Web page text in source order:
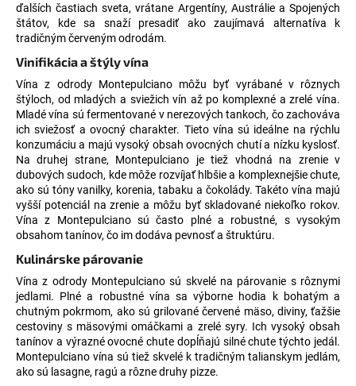
ďalších častiach sveta, vrátane Argentíny, Austrálie a Spojených
štátov, kde sa snaží presadiť ako zaujímavá alternatíva k
tradičným červeným odrodám.
Vinifikácia a štýly vína
Vína z odrody Montepulciano môžu byť vyrábané v rôznych
štýloch, od mladých a sviežich vín až po komplexné a zrelé vína.
Mladé vína sú fermentované v nerezových tankoch, čo zachováva
ich sviežosť a ovocný charakter. Tieto vína sú ideálne na rýchlu
konzumáciu a majú vysoký obsah ovocných chutí a nízku kyslosť.
Na druhej strane, Montepulciano je tiež vhodná na zrenie v
dubových sudoch, kde môže rozvíjať hlbšie a komplexnejšie chute,
ako sú tóny vanilky, korenia, tabaku a čokolády. Takéto vína majú
vyšší potenciál na zrenie a môžu byť skladované niekoľko rokov.
Vína z Montepulciano sú často plné a robustné, s vysokým
obsahom tanínov, čo im dodáva pevnosť a štruktúru.
Kulinárske párovanie
Vína z odrody Montepulciano sú skvelé na párovanie s rôznymi
jedlami. Plné a robustné vína sa výborne hodia k bohatým a
chutným pokrmom, ako sú grilované červené mäso, diviny, ťažšie
cestoviny s mäsovými omáčkami a zrelé syry. Ich vysoký obsah
tanínov a výrazné ovocné chute dopĺňajú silné chute týchto jedál.
Montepulciano vína sú tiež skvelé k tradičným talianskym jedlám,
ako sú lasagne, ragú a rôzne druhy pizze.
HĽADAŤ
O
d
p
o
r
ú
č
a
m
e
LUNARIA
MBETTATA
GRILLO,